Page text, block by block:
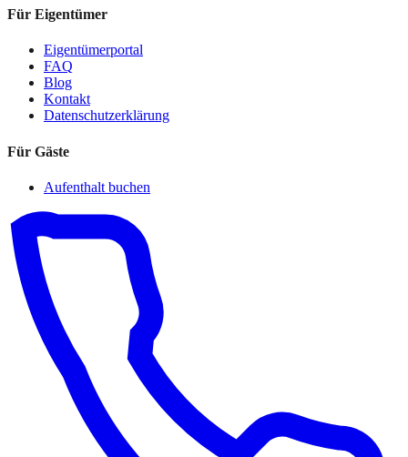
Für Eigentümer
Eigentümerportal
FAQ
Blog
Kontakt
Datenschutzerklärung
Für Gäste
Aufenthalt buchen